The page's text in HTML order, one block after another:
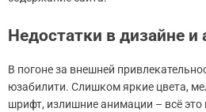
Недостатки в дизайне и
В погоне за внешней
юзабилити. Слишком яркие цвета,
шрифт, излишние анимации – всё